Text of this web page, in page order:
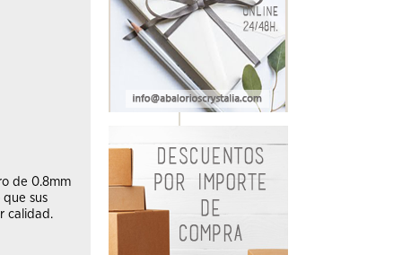
de 0.8mm
sus
calidad.